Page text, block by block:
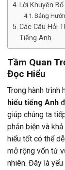
Lời Khuyên
Bảng
Các Câu Hỏi
Tiếng Anh
Tầm Quan
Đọc Hiểu
Trong hành trình
hiểu tiếng Anh
giúp chúng ta
phản biện và
hiểu tốt có thể
mở rộng vốn từ
nhiên. Đây là